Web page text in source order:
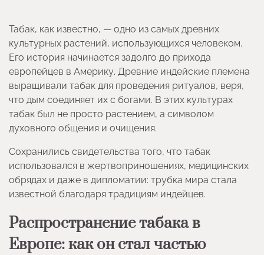
Табак, как известно, — одно из самых древних
культурных растений, использующихся человеком.
Его история начинается задолго до прихода
европейцев в Америку. Древние индейские племена
выращивали табак для проведения ритуалов, веря,
что дым соединяет их с богами. В этих культурах
табак был не просто растением, а символом
духовного общения и очищения.
Сохранились свидетельства того, что табак
использовался в жертвоприношениях, медицинских
обрядах и даже в дипломатии: трубка мира стала
известной благодаря традициям индейцев.
Распространение табака в
Европе: как он стал частью